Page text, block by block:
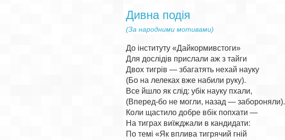
Дивна подія
(За народними мотивами)
До інституту «Дайкормивстоги»
Для дослідів прислали аж з тайги
Двох тигрів — збагатять нехай науку
(Бо на лелеках вже набили руку).
Все йшло як слід: убік науку пхали,
(Вперед-бо не могли, назад — забороняли).
Коли щастило добре вбік попхати —
На тиграх виїжджали в кандидати:
По темі «Як вплива тигрячий гній